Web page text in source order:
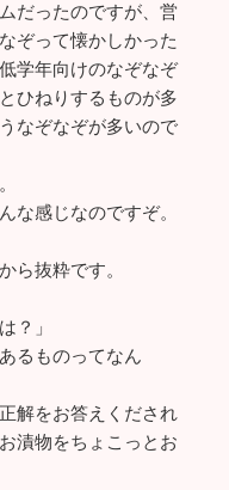
だったのですが、営
ぞって懐かしかった
学年向けのなぞなぞ
ひねりするものが多
なぞなぞが多いので
な感じなのですぞ。
ら抜粋です。
？」
るものってなん
解をお答えくだされ
漬物をちょこっとお